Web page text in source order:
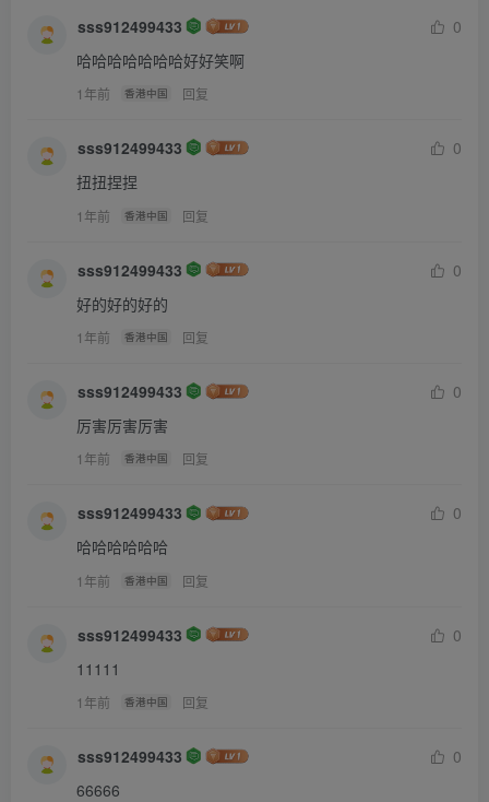
我张小瓜这么乖，姐姐都不喂我！一定是我姐姐一点都不宠
爱我！
巾，伸手要给张小瓜擦眼泪。
“别理她。犯病呢。”张金瓜看都不看，张小瓜更委屈了，人
家姐姐都心疼我，我姐姐都不关心我一下！还说我有病！
天赌气，剩下了全部青菜，也把其他的吃得干干净净。
回到房间，小瓜坐在小凳子上，张金瓜看了一眼就不想搭理
图图》。张小瓜很想看，但是正在赌气，努力控制着不扭
常，张小瓜立刻就屁颠屁颠地爬上床了，撵都撵不走。
“不要！姐姐不爱我！”
“怎么就不爱你了？就因为没喂你吃青菜？”张金瓜本想借着
气，真不让人省心。
“行了，我也不问你知没知错了，过来站好！”张金瓜关了电
视。没了动画片的背景音乐，客栈房间里的气氛一下子严肃
张小瓜都点后悔和姐姐犟嘴，但是还是壮着胆子站在姐姐面
sss912499433
0
哈哈哈哈哈哈哈好好笑啊
1年前 香港中国 回复
sss912499433
0
扭扭捏捏
1年前 香港中国 回复
sss912499433
0
好的好的好的
1年前 香港中国 回复
sss912499433
0
厉害厉害厉害
1年前 香港中国 回复
sss912499433
0
哈哈哈哈哈哈
1年前 香港中国 回复
sss912499433
0
11111
1年前 香港中国 回复
sss912499433
0
66666